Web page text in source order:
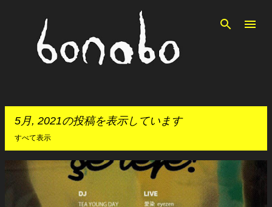
スキップしてメイン コンテンツに移動
5月, 2021の投稿を表示しています
すべて表示
投